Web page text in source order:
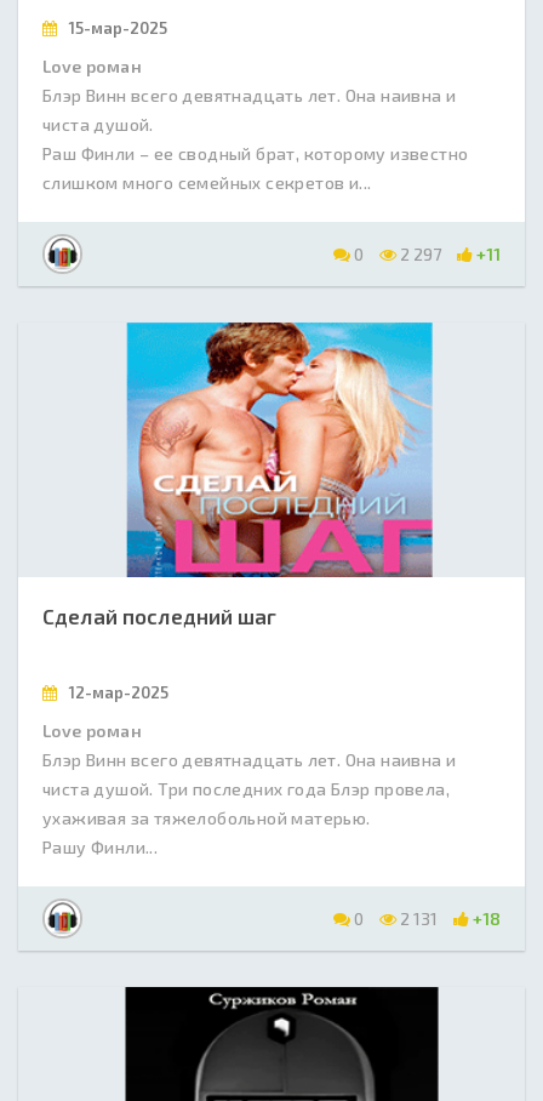
15-мар-2025
Love роман
Блэр Винн всего девятнадцать лет. Она наивна и
чиста душой.
Раш Финли – ее сводный брат, которому известно
слишком много семейных секретов и...
0 2 297 +11
Сделай последний шаг
12-мар-2025
Love роман
Блэр Винн всего девятнадцать лет. Она наивна и
чиста душой. Три последних года Блэр провела,
ухаживая за тяжелобольной матерью.
Рашу Финли...
0 2 131 +18